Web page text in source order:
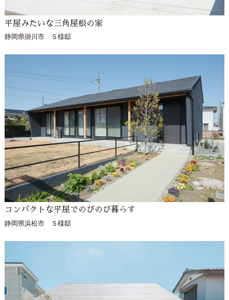
平屋みたいな三角屋根の家
静岡県掛川市 Ｓ様邸
コンパクトな平屋でのびのび暮らす
静岡県浜松市 Ｓ様邸